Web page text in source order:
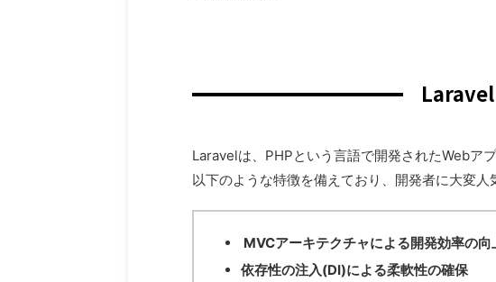
Laravel
Laravelは、PHPという言語で開発されたWebア
以下のような特徴を備えており、開発者に大変人
MVCアーキテクチャによる開発効率の向
依存性の注入(DI)による柔軟性の確保